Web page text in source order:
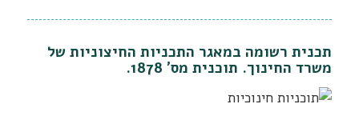
תכנית רשומה במאגר התכניות החיצוניות של
משרד החינוך. תוכנית מס' 1878.